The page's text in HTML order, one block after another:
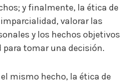
y finalmente, la ética de
valorar las
y los hechos objetivos
tomar una decisión.
mismo hecho, la ética de